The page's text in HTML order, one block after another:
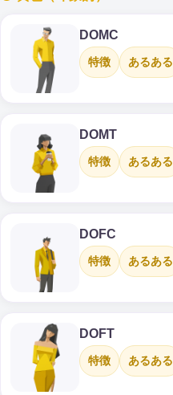
DOMC
特徴 あるある
DOMT
特徴 あるある
DOFC
特徴 あるある
DOFT
特徴 あるある